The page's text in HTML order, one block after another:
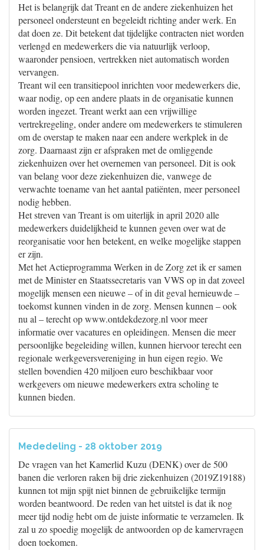
Het is belangrijk dat Treant en de andere ziekenhuizen het
personeel ondersteunt en begeleidt richting ander werk. En
dat doen ze. Dit betekent dat tijdelijke contracten niet worden
verlengd en medewerkers die via natuurlijk verloop,
waaronder pensioen, vertrekken niet automatisch worden
vervangen.
Treant wil een transitiepool inrichten voor medewerkers die,
waar nodig, op een andere plaats in de organisatie kunnen
worden ingezet. Treant werkt aan een vrijwillige
vertrekregeling, onder andere om medewerkers te stimuleren
om de overstap te maken naar een andere werkplek in de
zorg. Daarnaast zijn er afspraken met de omliggende
ziekenhuizen over het overnemen van personeel. Dit is ook
van belang voor deze ziekenhuizen die, vanwege de
verwachte toename van het aantal patiënten, meer personeel
nodig hebben.
Het streven van Treant is om uiterlijk in april 2020 alle
medewerkers duidelijkheid te kunnen geven over wat de
reorganisatie voor hen betekent, en welke mogelijke stappen
er zijn.
Met het Actieprogramma Werken in de Zorg zet ik er samen
met de Minister en Staatssecretaris van VWS op in dat zoveel
mogelijk mensen een nieuwe – of in dit geval hernieuwde –
toekomst kunnen vinden in de zorg. Mensen kunnen – ook
nu al – terecht op www.ontdekdezorg.nl voor meer
informatie over vacatures en opleidingen. Mensen die meer
persoonlijke begeleiding willen, kunnen hiervoor terecht een
regionale werkgeversvereniging in hun eigen regio. We
stellen bovendien 420 miljoen euro beschikbaar voor
werkgevers om nieuwe medewerkers extra scholing te
kunnen bieden.
Mededeling - 28 oktober 2019
De vragen van het Kamerlid Kuzu (DENK) over de 500
banen die verloren raken bij drie ziekenhuizen (2019Z19188)
kunnen tot mijn spijt niet binnen de gebruikelijke termijn
worden beantwoord. De reden van het uitstel is dat ik nog
meer tijd nodig hebt om de juiste informatie te verzamelen. Ik
zal u zo spoedig mogelijk de antwoorden op de kamervragen
doen toekomen.